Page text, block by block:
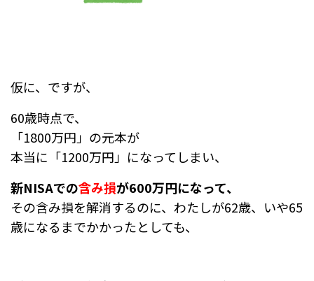
仮に、ですが、
60歳時点で、
「1800万円」の元本が
本当に「1200万円」になってしまい、
新NISAでの含み損が600万円になって、
その含み損を解消するのに、わたしが62歳、いや65
歳になるまでかかったとしても、